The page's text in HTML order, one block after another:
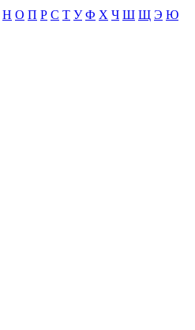
Н О П Р С Т У Ф Х Ч Ш Щ Э Ю